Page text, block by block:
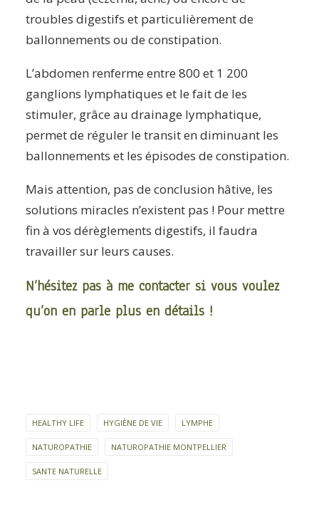
troubles digestifs et particulièrement de
ballonnements ou de constipation.
L’abdomen renferme entre 800 et 1 200
ganglions lymphatiques et le fait de les
stimuler, grâce au drainage lymphatique,
permet de réguler le transit en diminuant les
ballonnements et les épisodes de constipation.
Mais attention, pas de conclusion hâtive, les
solutions miracles n’existent pas ! Pour mettre
fin à vos dérèglements digestifs, il faudra
travailler sur leurs causes.
N’hésitez pas à me contacter si vous voulez
qu’on en parle plus en détails !
HEALTHY LIFE HYGIÈNE DE VIE LYMPHE
NATUROPATHIE NATUROPATHIE MONTPELLIER
SANTE NATURELLE